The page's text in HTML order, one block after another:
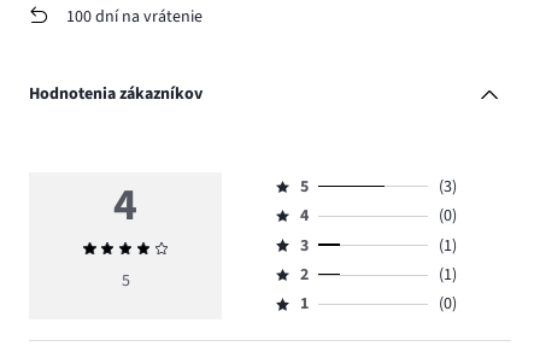
100 dní na vrátenie
Hodnotenia zákazníkov
4
Priemerné
hodnotenie
5
Hodnotenie
5,
počet
hlasov
3.
5
(3)
Hodnotenie
4,
počet
hlasov
4
(0)
Hodnotenie
3,
počet
3
(1)
Hodnotenie
2,
2
(1)
Hodnotenie
1,
1 (0)